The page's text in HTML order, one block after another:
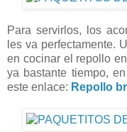
Para servirlos, los
les va perfectamente.
en cocinar el repollo
ya bastante tiempo,
este enlace: Repollo